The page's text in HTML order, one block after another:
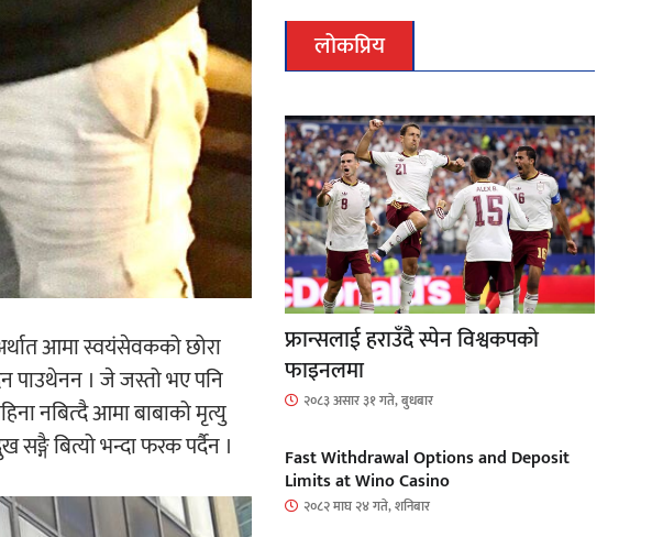
आमा स्वयंसेवकको छोरा
पाउथेनन । जे जस्तो भए पनि
नबित्दै आमा बाबाको मृत्यु
बित्यो भन्दा फरक पर्दैन ।
लोकप्रिय
फ्रान्सलाई हराउँदै स्पेन विश्वकपको
फाइनलमा
२०८३ असार ३१ गते, बुधबार
Fast Withdrawal Options and Deposit
Limits at Wino Casino
२०८२ माघ २४ गते, शनिबार